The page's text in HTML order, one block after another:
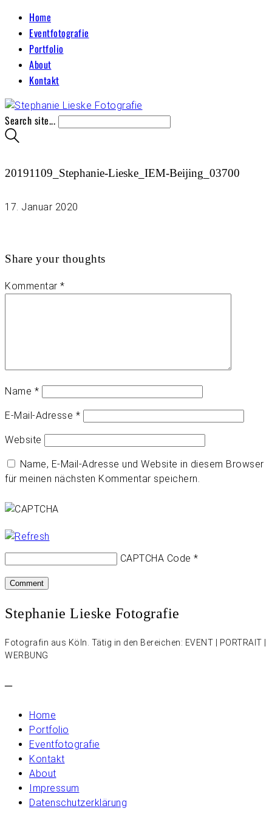
Home
Eventfotografie
Portfolio
About
Kontakt
Search site...
20191109_Stephanie-Lieske_IEM-Beijing_03700
17. Januar 2020
Share your thoughts
Kommentar *
Name *
E-Mail-Adresse *
Website
Name, E-Mail-Adresse und Website in diesem Browser
für meinen nächsten Kommentar speichern.
CAPTCHA Code *
Stephanie Lieske Fotografie
Fotografin aus Köln. Tätig in den Bereichen: EVENT | PORTRAIT |
WERBUNG
–
Home
Portfolio
Eventfotografie
Kontakt
About
Impressum
Datenschutzerklärung